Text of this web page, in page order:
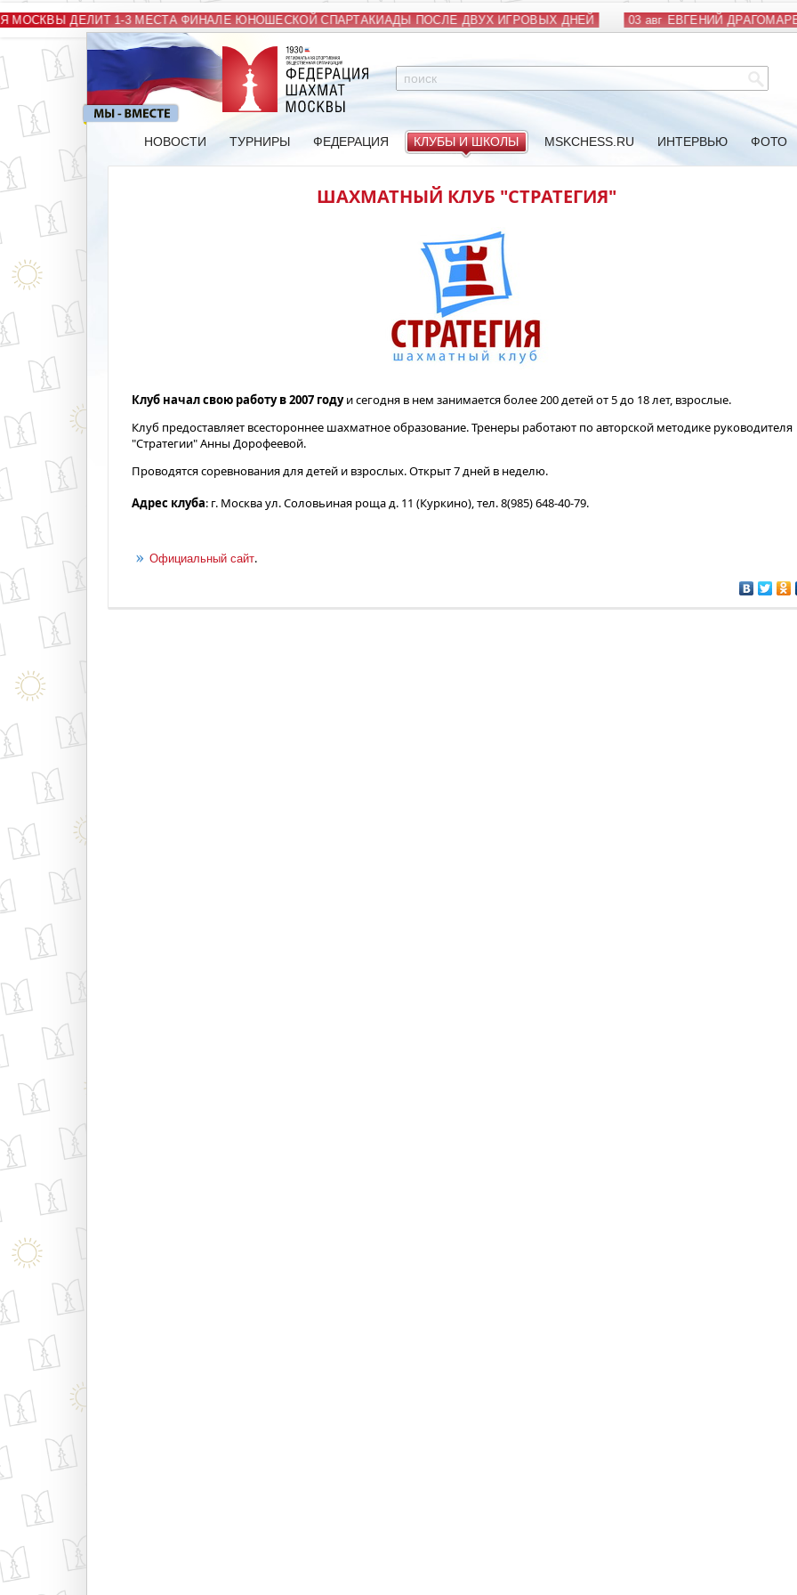
ДЕЛИТ 1-3 МЕСТА ФИНАЛЕ ЮНОШЕСКОЙ СПАРТАКИАДЫ ПОСЛЕ ДВУХ ИГРОВЫХ ДНЕЙ 03 авг ЕВГЕНИЙ
НОВОСТИ ТУРНИРЫ ФЕДЕРАЦИЯ КЛУБЫ И ШКОЛЫ MSKCHESS.RU ИНТЕРВЬЮ ФОТО
ШАХМАТНЫЙ КЛУБ "СТРАТЕГИЯ"
Клуб начал свою работу в 2007 годуи сегодня в нем занимается более 200 детей от 5 до 18 лет, взрослые.
Клуб предоставляет всестороннее шахматное образование. Тренеры работают по авторской методике руководителя
"Стратегии" Анны Дорофеевой.
Проводятся соревнования для детей и взрослых. Открыт 7 дней в неделю.
Адрес клуба: г. Москва ул. Соловьиная роща д. 11 (Куркино), тел. 8(985) 648-40-79.
Официальный сайт.